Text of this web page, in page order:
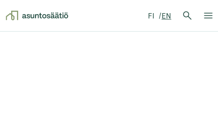
FI EN